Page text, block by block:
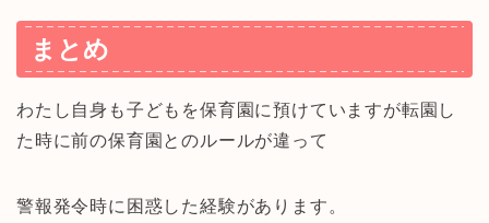
まとめ
わたし自身も子どもを保育園に預けていますが転園し
た時に前の保育園とのルールが違って
警報発令時に困惑した経験があります。